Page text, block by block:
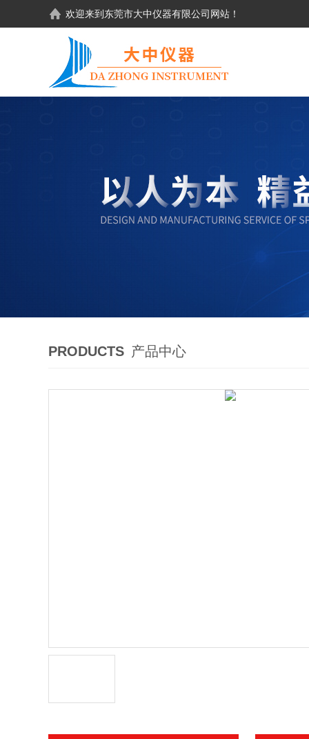
欢迎来到东莞市大中仪器有限公司网站！
PRODUCTS 产品中心